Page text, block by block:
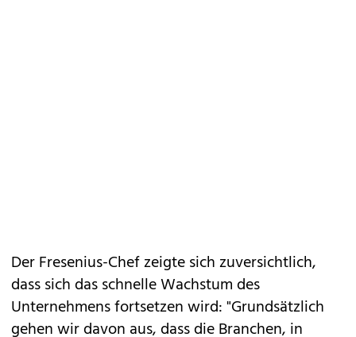
Der Fresenius-Chef zeigte sich zuversichtlich,
dass sich das schnelle Wachstum des
Unternehmens fortsetzen wird: "Grundsätzlich
gehen wir davon aus, dass die Branchen, in